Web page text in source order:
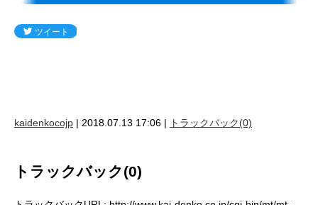
kaidenkocojp | 2018.07.13 17:06 | トラックバック(0)
トラックバック(0)